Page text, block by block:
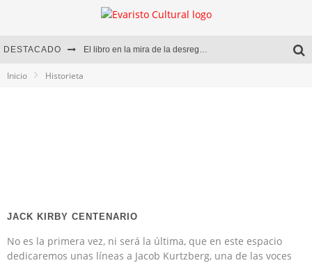
DESTACADO El libro en la mira de la desregulación
Inicio Historieta
JACK KIRBY CENTENARIO
No es la primera vez, ni será la última, que en este espacio
dedicaremos unas líneas a Jacob Kurtzberg, una de las voces